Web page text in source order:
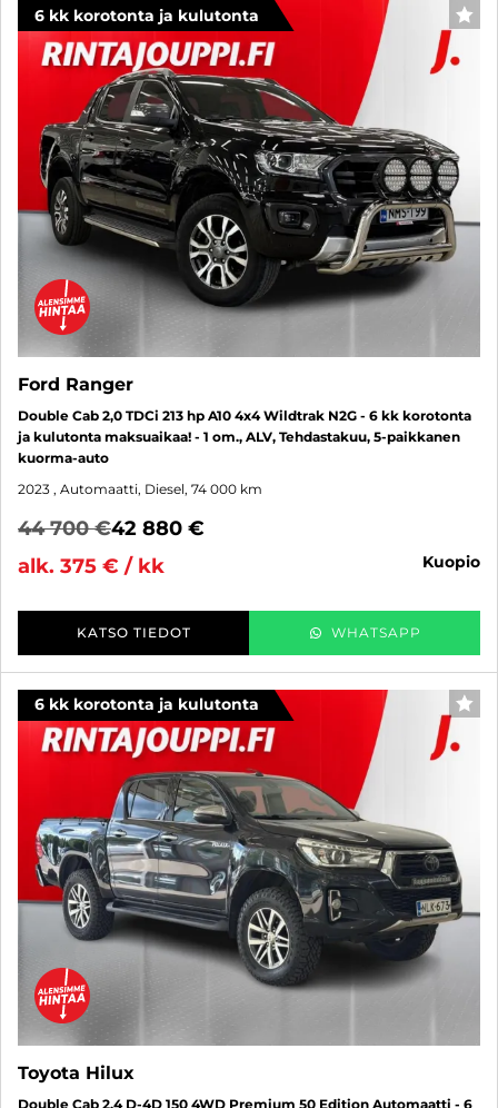
6 kk korotonta ja kulutonta
Ford Ranger
Double Cab 2,0 TDCi 213 hp A10 4x4 Wildtrak N2G - 6 kk korotonta
ja kulutonta maksuaikaa! - 1 om., ALV, Tehdastakuu, 5-paikkanen
kuorma-auto
2023 , Automaatti, Diesel, 74 000 km
44 700 €42 880 €
alk. 375 € / kk
kuopio
KATSO TIEDOT WHATSAPP
6 kk korotonta ja kulutonta
Toyota Hilux
Double Cab 2,4 D-4D 150 4WD Premium 50 Edition Automaatti - 6